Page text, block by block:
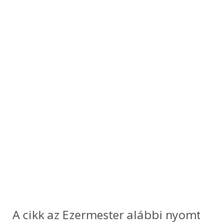
A cikk az Ezermester alábbi